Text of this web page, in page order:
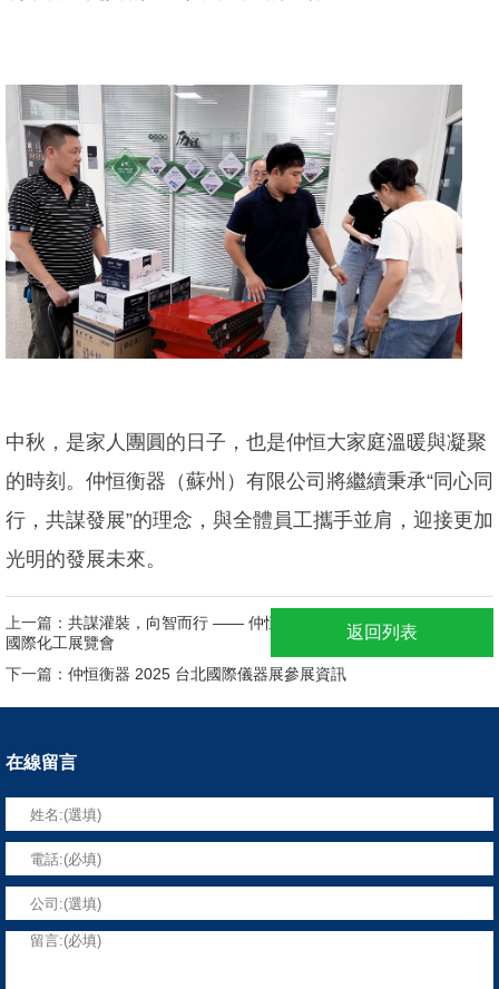
中秋，是家人團圓的日子，也是仲恒大家庭溫暖與凝聚
的時刻。仲恒衡器（蘇州）有限公司將繼續秉承“同心同
行，共謀發展”的理念，與全體員工攜手並肩，迎接更加
光明的發展未來。
返回列表
上一篇： 共謀灌裝，向智而行 —— 仲恒亮相2025（第二十二屆）中國
國際化工展覽會
下一篇： 仲恒衡器 2025 台北國際儀器展參展資訊
在線留言